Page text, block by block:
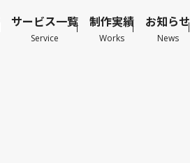
サービス一覧
Service
制作実績
Works
お知らせ
News